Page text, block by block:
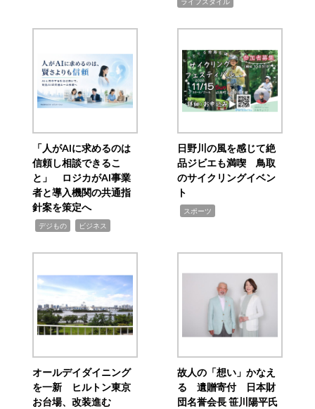
「人がAIに求めるのは
信頼し相談できるこ
と」 ロジカがAI事業
者と導入機関の共通指
針案を策定へ
デジもの ビジネス
日野川の風を感じて絶
品ジビエも満喫 鳥取
のサイクリングイベン
ト
スポーツ
オールデイダイニング
を一新 ヒルトン東京
お台場、改装進む
故人の「想い」かなえ
る 遺贈寄付 日本財
団名誉会長 笹川陽平氏